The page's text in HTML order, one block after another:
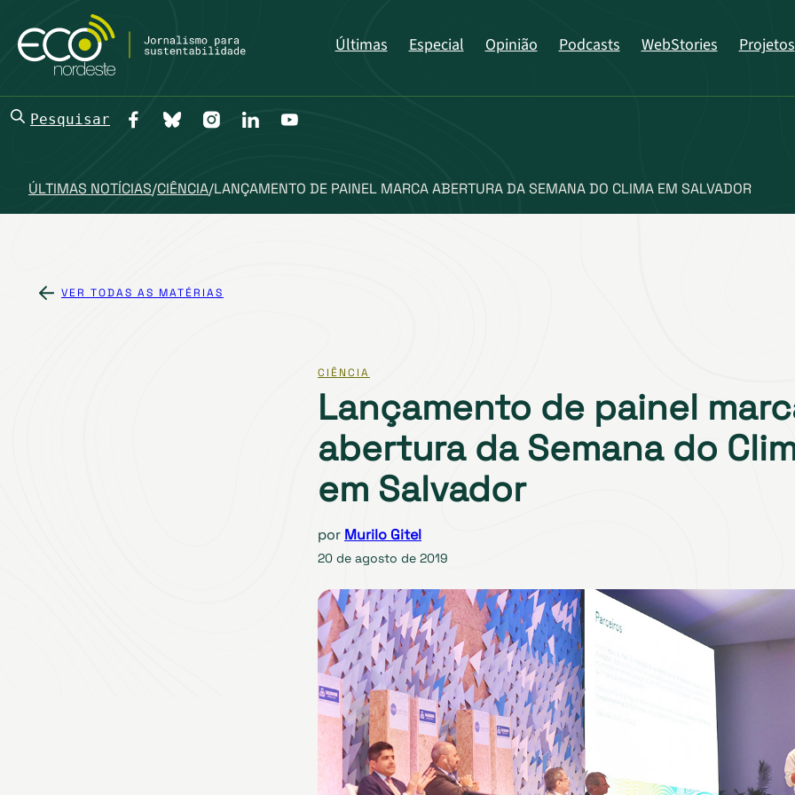
Últimas Especial Opinião Podcasts WebStories Projetos
Pesquisar
ÚLTIMAS NOTÍCIAS/CIÊNCIA/LANÇAMENTO DE PAINEL MARCA ABERTURA DA SEMANA DO CLIMA EM SALVADOR
VER TODAS AS MATÉRIAS
CIÊNCIA
Lançamento de painel
abertura da Semana do
em Salvador
por Murilo Gitel
20 de agosto de 2019